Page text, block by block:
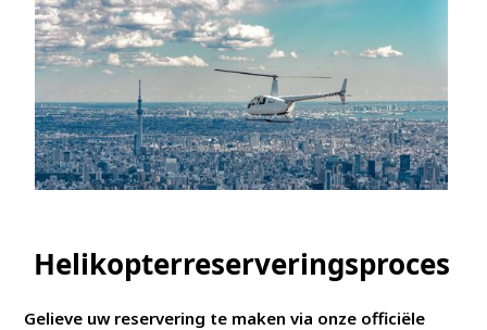
Helikopterreserveringsproces
Gelieve uw reservering te maken via onze officiële